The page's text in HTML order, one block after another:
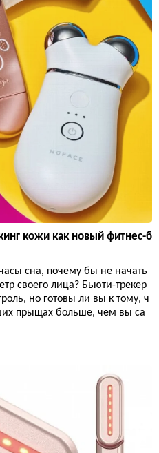
кожи как новый фитнес-б
сна, почему бы не начать
своего лица? Бьюти-трекер
но готовы ли вы к тому, ч
прыщах больше, чем вы са